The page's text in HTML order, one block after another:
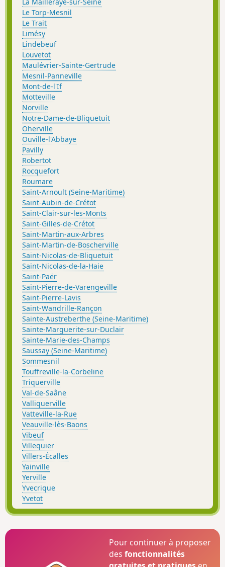
Le Torp-Mesnil
Le Trait
Limésy
Lindebeuf
Louvetot
Maulévrier-Sainte-Gertrude
Mesnil-Panneville
Mont-de-l'If
Motteville
Norville
Notre-Dame-de-Bliquetuit
Oherville
Ouville-l'Abbaye
Pavilly
Robertot
Rocquefort
Roumare
Saint-Arnoult (Seine-Maritime)
Saint-Aubin-de-Crétot
Saint-Clair-sur-les-Monts
Saint-Gilles-de-Crétot
Saint-Martin-aux-Arbres
Saint-Martin-de-Boscherville
Saint-Nicolas-de-Bliquetuit
Saint-Nicolas-de-la-Haie
Saint-Paër
Saint-Pierre-de-Varengeville
Saint-Pierre-Lavis
Saint-Wandrille-Rançon
Sainte-Austreberthe (Seine-Maritime)
Sainte-Marguerite-sur-Duclair
Sainte-Marie-des-Champs
Saussay (Seine-Maritime)
Sommesnil
Touffreville-la-Corbeline
Triquerville
Val-de-Saâne
Valliquerville
Vatteville-la-Rue
Veauville-lès-Baons
Vibeuf
Villequier
Villers-Écalles
Yainville
Yerville
Yvecrique
Yvetot
Pour continuer à proposer
desfonctionnalités